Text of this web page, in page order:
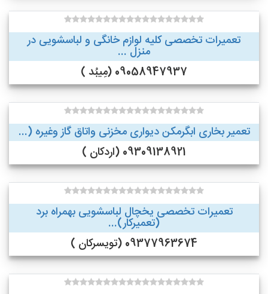
تعمیرات تخصصی کلیه لوازم خانگی و لباسشویی در
منزل ...
09058947937 (مِیبُد )
تعمیر بخاری ابگرمکن دیواری مخزنی واتاق گاز وغیره (...
09309138921 (اردکان )
تعمیرات تخصصی یخچال لباسشویی بهمراه برد
(تعمیرکار)...
09377963674 (تویسرکان )